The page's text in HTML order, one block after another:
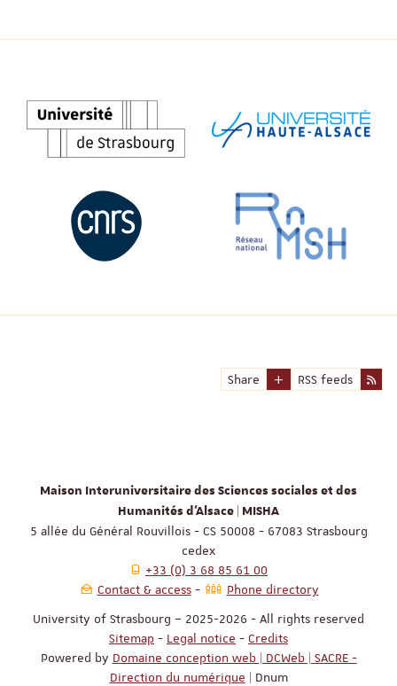
Share RSS feeds
Maison Interuniversitaire des Sciences sociales et des
Humanités d'Alsace | MISHA
5 allée du Général Rouvillois - CS 50008 - 67083 Strasbourg
cedex
+33 (0) 3 68 85 61 00
Contact & access
Phone directory
University of Strasbourg – 2025-2026 - All rights reserved
Sitemap - Legal notice - Credits
Powered by Domaine conception web | DCWeb | SACRE -
Direction du numérique | Dnum